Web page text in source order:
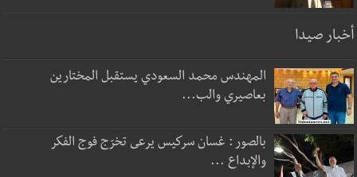
أخبار صيدا
المهندس محمد السعودي يستقبل المختارين
بعاصيري والب...
بالصور : غسان سركيس يرعى تخرّج فوج الفكر
والإبداع ...